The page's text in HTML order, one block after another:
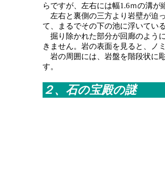
らですが、左右には幅1.6ｍの溝が
左右と裏側の三方より岩壁が迫
て、まるでその下の池に浮いてい
掘り除かれた部分が回廊のよう
きません。岩の表面を見ると、ノ
岩の周囲には、岩盤を階段状に
す。
２、石の宝殿の謎